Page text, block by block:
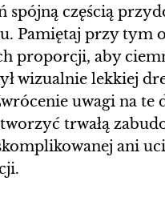
spójną częścią
Pamiętaj przy tym
proporcji, aby
wizualnie lekkiej
uwagi na te
trwałą
ani